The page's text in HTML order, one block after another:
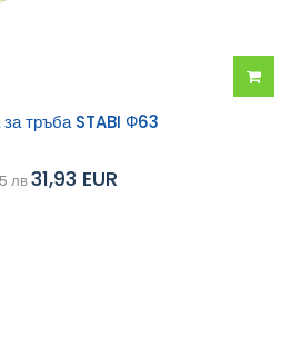
тръба STABI Ф63
лв31,93 EUR